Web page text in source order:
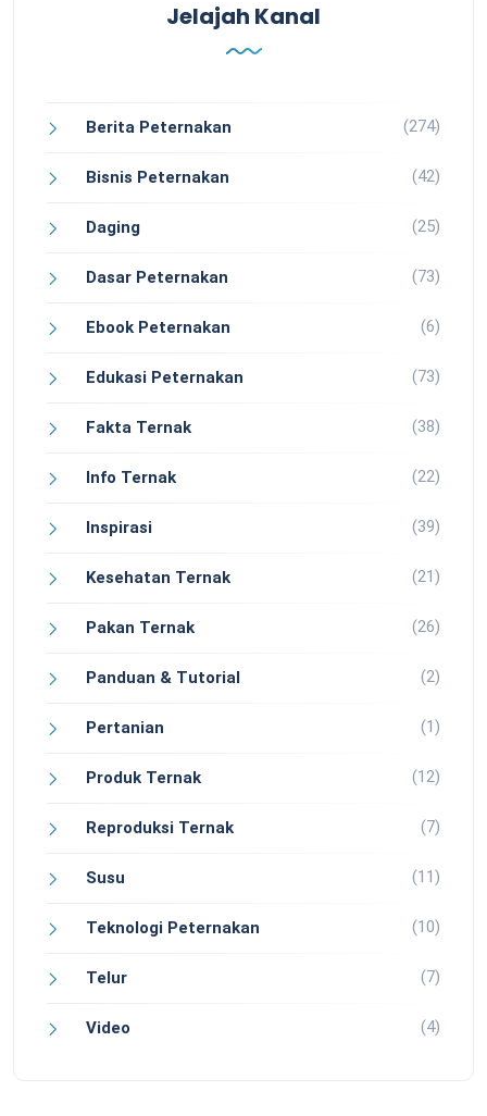
Jelajah Kanal
Berita Peternakan (274)
Bisnis Peternakan (42)
Daging (25)
Dasar Peternakan (73)
Ebook Peternakan (6)
Edukasi Peternakan (73)
Fakta Ternak (38)
Info Ternak (22)
Inspirasi (39)
Kesehatan Ternak (21)
Pakan Ternak (26)
Panduan & Tutorial (2)
Pertanian (1)
Produk Ternak (12)
Reproduksi Ternak (7)
Susu (11)
Teknologi Peternakan (10)
Telur (7)
Video (4)